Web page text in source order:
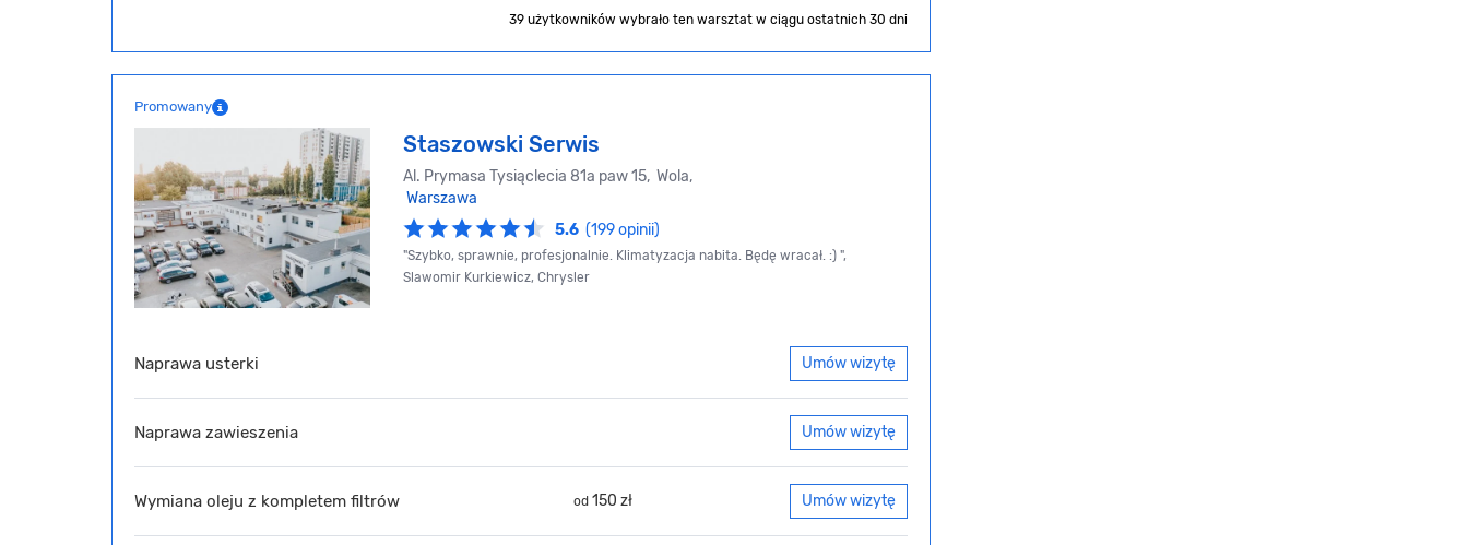
39 użytkowników wybrało ten warsztat w ciągu ostatnich 30 dni
Promowany
Staszowski Serwis
Al. Prymasa Tysiąclecia 81a paw 15, Wola,
Warszawa
5.6 (199 opinii)
"Szybko, sprawnie, profesjonalnie. Klimatyzacja nabita. Będę wracał. :) ",
Slawomir Kurkiewicz, Chrysler
Naprawa usterki Umów wizytę
Naprawa zawieszenia Umów wizytę
Wymiana oleju z kompletem filtrów od 150 zł Umów wizytę